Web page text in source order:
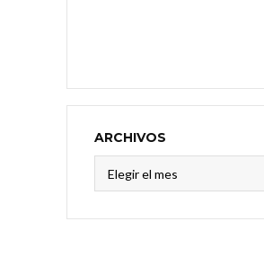
ARCHIVOS